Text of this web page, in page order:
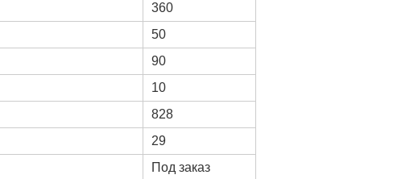
360
50
90
10
828
29
Под заказ